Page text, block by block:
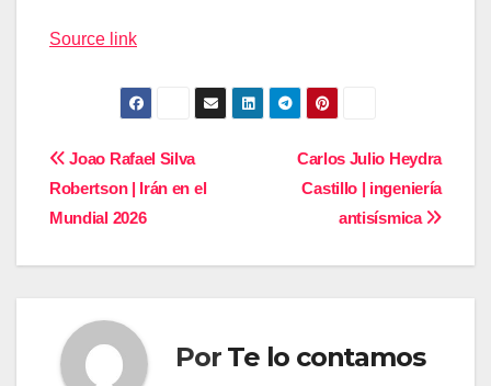
Source link
Navegación
de
entradas
Carlos Julio Heydra
Castillo | ingeniería
antisísmica
Joao Rafael Silva
Robertson | Irán en el
Mundial 2026
Por Te lo contamos